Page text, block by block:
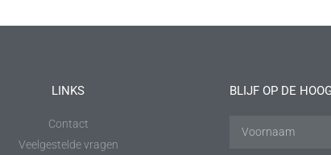
LINKS
Contact
Veelgestelde vragen
BLIJF OP DE